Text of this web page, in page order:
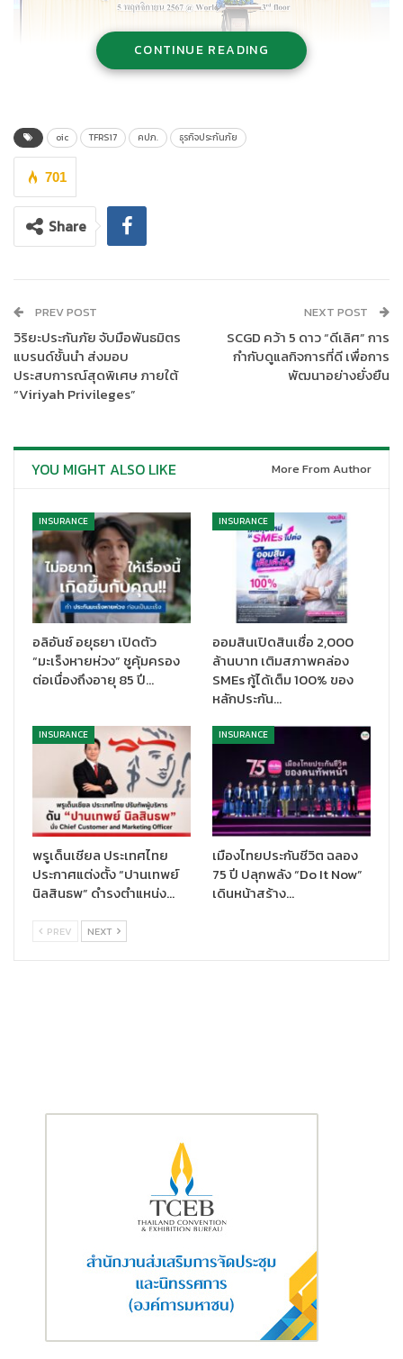
นายอาภากร ปานเลิศ รองเลขาธิการ ด้านกำกับธุรกิจประกันภัย
สำนักงานคณะกรรมการกำกับและส่งเสริมการประกอบธุรกิจประกัน
ภัย (สำนักงาน คปภ.) เป็นประธานเปิดการสัมมนาเพื่อสื่อสารการมีผล
วัตถุประสงค์เพื่อมุ่งเน้นการสร้างความตระหนักและสื่อสารประเด็น
ต่าง ๆ ที่เกี่ยวข้องหรือสืบเนื่องกับการบังคับใช้ TFRS17 เช่น แนวทาง
หรือนโยบายการปรับเปลี่ยนกฎเกณฑ์ของสำนักงาน คปภ. ให้ภาค
ธุรกิจได้รับทราบ ไม่ว่าจะเป็นเรื่องการเปิดเผยข้อมูลสถิติธุรกิจประกัน
ภัยที่จะมีการปรับปรุงใหม่แนวทางการพิจารณาการจ่ายเงินปันผลของ
กองทุนตามระดับความเสี่ยง รวมถึงแนวทางการตรวจสอบและกำกับ
ดูแลบริษัทประกันภัย ผ่าน Examination Form
รองเลขาธิการ ด้านกำกับธุรกิจประกันภัย กล่าวว่า ตามที่สภาวิชาชีพ
บัญชี ในพระบรมราชูปถัมภ์ ได้ออกประกาศมาตรฐานการรายงาน
ทางการเงิน ฉบับที่ 17 เรื่อง สัญญาประกันภัย หรือ TFRS 17 โดย
ประกาศลงในราชกิจจานุเบกษาเมื่อวันที่ 19 สิงหาคม 2565 และกำหนด
ให้มีผลบังคับใช้ในประเทศไทยตั้งแต่ปี 2568 เป็นต้นไป แทนที่
มาตรฐานการรายงานทางการเงิน ฉบับที่ 4 หรือ TFRS 4 ที่มีผลบังคับ
ระทบและการเปลี่ยนแปลงอย่างมีสาระสำคัญต่อธุรกิจประกันภัยจาก
17 การจัดทำประกาศที่เกี่ยวกับแบบงบการเงินและแบบรายงานต่าง ๆ
การจัดฝึกอบรมเชิงปฏิบัติ (Workshop) ตลอดจนจัดให้มีการจัดทำและ
นำส่งงบการเงินและรายงานเกี่ยวกับฐานะการเงินและกิจการคู่ขนาน
ซึ่งได้รับความร่วมมือจากบริษัทในการนำส่งตามแบบและช่องทางที่
กำหนดอย่างครบถ้วนทุกบริษัท และเวทีการสัมมนาครั้งนี้ สำนักงาน
คปภ. ได้จัดทำสรุปผลการทำ Parallel Run พร้อมนำเสนอผลให้ผู้เข้า
ร่วมประชุมได้รับทราบด้วย
สำนักงาน คปภ. ขอขอบคุณผู้บริหารหรือผู้แทนบริษัทประกันชีวิตและ
บริษัทประกันวินาศภัยทุกบริษัทที่ให้ความร่วมมือดำเนินการทดลอง
CONTINUE READING
oic TFRS17 คปภ. ธุรกิจประกันภัย
701
Share
PREV POST
วิริยะประกันภัย จับมือพันธมิตร
แบรนด์ชั้นนำ ส่งมอบ
ประสบการณ์สุดพิเศษ ภายใต้
“Viriyah Privileges”
NEXT POST
SCGD คว้า 5 ดาว “ดีเลิศ” การ
กำกับดูแลกิจการที่ดี เพื่อการ
พัฒนาอย่างยั่งยืน
YOU MIGHT ALSO LIKE More From Author
INSURANCE
อลิอันซ์ อยุธยา เปิดตัว
“มะเร็งหายห่วง” ชูคุ้มครอง
ต่อเนื่องถึงอายุ 85 ปี…
INSURANCE
ออมสินเปิดสินเชื่อ 2,000
ล้านบาท เติมสภาพคล่อง
SMEs กู้ได้เต็ม 100% ของ
หลักประกัน…
INSURANCE
พรูเด็นเชียล ประเทศไทย
ประกาศแต่งตั้ง “ปานเทพย์
นิลสินธพ” ดำรงตำแหน่ง…
INSURANCE
เมืองไทยประกันชีวิต ฉลอง
75 ปี ปลุกพลัง “Do It Now”
เดินหน้าสร้าง…
PREV NEXT